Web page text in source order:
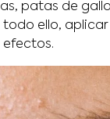
patas de
ello, aplicar
efectos.